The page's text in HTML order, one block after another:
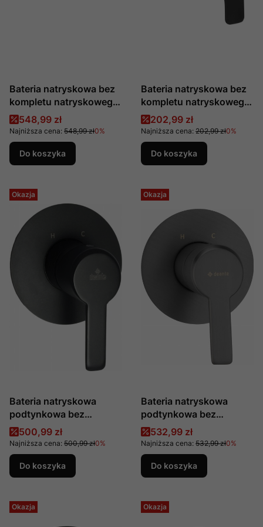
Bateria natryskowa bez
kompletu natryskowego
Arnika Nero produkcji
Deante BQA_N40M
Cena promocyjna
548,99 zł
Najniższa cena: 548,99 zł0%
Do koszyka
Bateria natryskowa bez
kompletu natryskowego
Hiacynt Nero produkcji
Deante BQH N40M
Cena promocyjna
202,99 zł
Najniższa cena: 202,99 zł0%
Do koszyka
Okazja
Bateria natryskowa
podtynkowa bez
przełącznika natrysku
Arnika Nero produkcji
Deante BQA_N44L
Cena promocyjna
500,99 zł
Najniższa cena: 500,99 zł0%
Do koszyka
Okazja
Bateria natryskowa
podtynkowa bez
przełącznika natrysku
ARNIKA TITANIUM
produkcji DEANTE BQA
D44L
Cena promocyjna
532,99 zł
Najniższa cena: 532,99 zł0%
Do koszyka
Okazja Okazja